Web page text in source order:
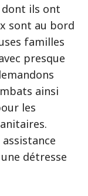
dont ils ont
sont au bord
familles
presque
ainsi
les
détresse